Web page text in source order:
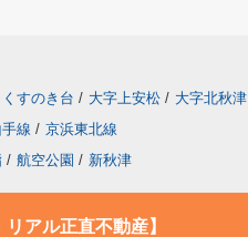
くすのき台 / 大字上安松 / 大字北秋津
手線 / 京浜東北線
/ 航空公園 / 新秋津
アル正直不動産】